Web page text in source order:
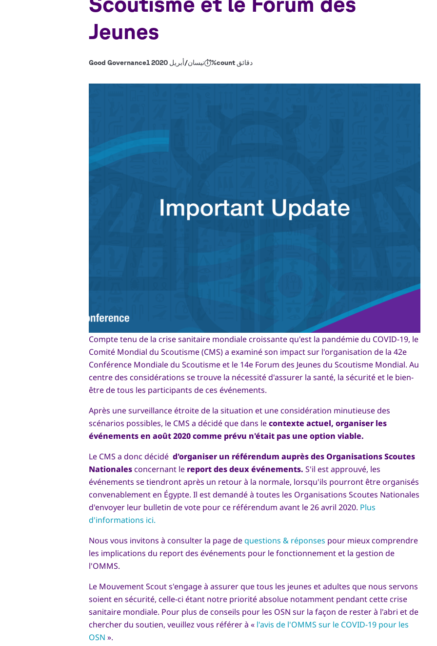
Jeunes
Good Governance 1 نيسان/أبريل 2020 %count دقائق
Compte tenu de la crise sanitaire mondiale croissante qu'est la pandémie du COVID-19, le
Comité Mondial du Scoutisme (CMS) a examiné son impact sur l'organisation de la 42e
Conférence Mondiale du Scoutisme et le 14e Forum des Jeunes du Scoutisme Mondial. Au
centre des considérations se trouve la nécessité d'assurer la santé, la sécurité et le bien-
être de tous les participants de ces événements.
Après une surveillance étroite de la situation et une considération minutieuse des
scénarios possibles, le CMS a décidé que dans lecontexte actuel, organiser les
événements en août 2020 comme prévu n'était pas une option viable.
Le CMS a donc décidé d'organiser un référendum auprès des Organisations Scoutes
Nationalesconcernant le report des deux événements. S'il est approuvé, les
événements se tiendront après un retour à la normale, lorsqu'ils pourront être organisés
convenablement en Égypte. Il est demandé à toutes les Organisations Scoutes Nationales
d'envoyer leur bulletin de vote pour ce référendum avant le 26 avril 2020. Plus
d'informations ici.
Nous vous invitons à consulter la page dequestions & réponses pour mieux comprendre
les implications du report des événements pour le fonctionnement et la gestion de
l'OMMS.
Le Mouvement Scout s'engage à assurer que tous les jeunes et adultes que nous servons
soient en sécurité, celle-ci étant notre priorité absolue notamment pendant cette crise
sanitaire mondiale. Pour plus de conseils pour les OSN sur la façon de rester à l'abri et de
chercher du soutien, veuillez vous référer à « l'avis de l'OMMS sur le COVID-19 pour les
OSN ».